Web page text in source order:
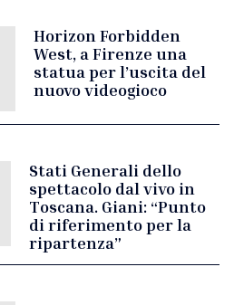
Horizon Forbidden
West, a Firenze una
statua per l’uscita del
nuovo videogioco
Stati Generali dello
spettacolo dal vivo in
Toscana. Giani: “Punto
di riferimento per la
ripartenza”